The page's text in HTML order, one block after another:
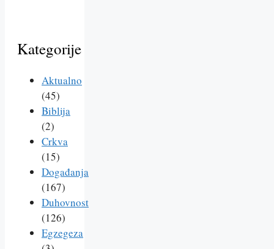
Kategorije
Aktualno
(45)
Biblija
(2)
Crkva
(15)
Događanja
(167)
Duhovnost
(126)
Egzegeza